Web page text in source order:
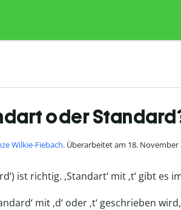
oder
Wilkie-Fiebach. Überarbeitet am 18. November
ist richtig. ‚Standart‘ mit ‚t‘ gibt es
mit ‚d‘ oder ‚t‘ geschrieben